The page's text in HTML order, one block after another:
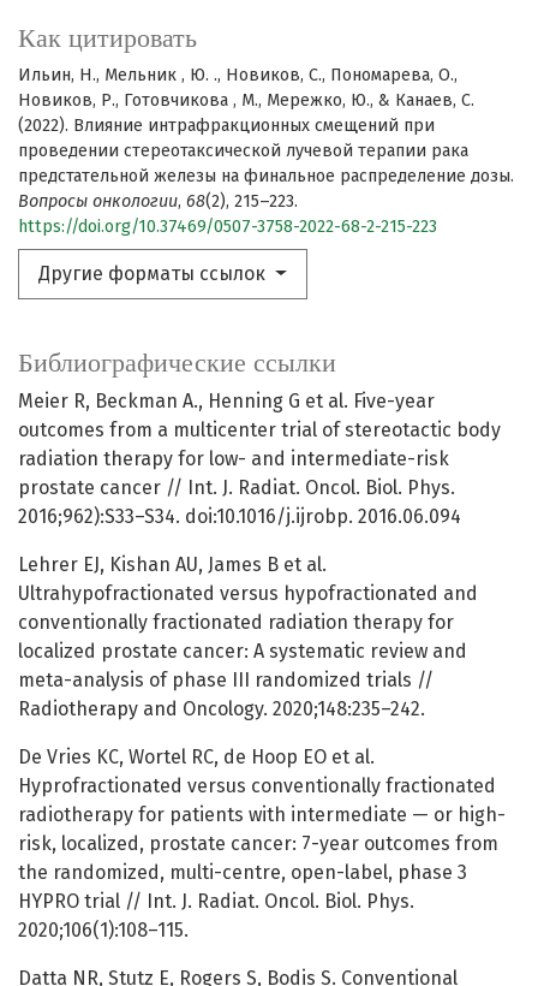
Как цитировать
Ильин, Н., Мельник , Ю. ., Новиков, С., Пономарева, О.,
Новиков, Р., Готовчикова , М., Мережко, Ю., & Канаев, С.
(2022). Влияние интрафракционных смещений при
проведении стереотаксической лучевой терапии рака
предстательной железы на финальное распределение дозы.
Вопросы онкологии, 68(2), 215–223.
https://doi.org/10.37469/0507-3758-2022-68-2-215-223
Другие форматы ссылок
Библиографические ссылки
Meier R, Beckman A., Henning G et al. Five-year
outcomes from a multicenter trial of stereotactic body
radiation therapy for low- and intermediate-risk
prostate cancer // Int. J. Radiat. Oncol. Biol. Phys.
2016;962):S33–S34. doi:10.1016/j.ijrobp. 2016.06.094
Lehrer EJ, Kishan AU, James B et al.
Ultrahypofractionated versus hypofractionated and
conventionally fractionated radiation therapy for
localized prostate cancer: A systematic review and
meta-analysis of phase III randomized trials //
Radiotherapy and Oncology. 2020;148:235–242.
De Vries KC, Wortel RC, de Hoop EO et al.
Hyprofractionated versus conventionally fractionated
radiotherapy for patients with intermediate — or high-
risk, localized, prostate cancer: 7-year outcomes from
the randomized, multi-centre, open-label, phase 3
HYPRO trial // Int. J. Radiat. Oncol. Biol. Phys.
2020;106(1):108–115.
Datta NR, Stutz E, Rogers S, Bodis S. Conventional